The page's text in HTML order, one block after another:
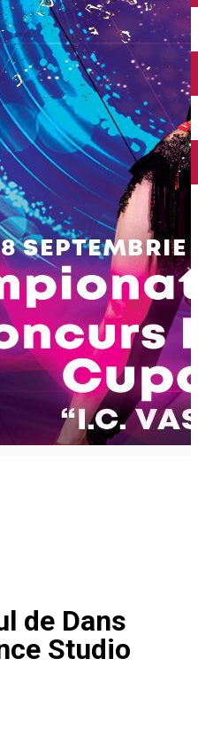
de Dans
Studio